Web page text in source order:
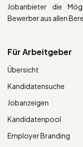
Jobanbieter die
Bewerber aus allen
Für Arbeitgeber
Übersicht
Kandidatensuche
Jobanzeigen
Kandidatenpool
Employer Branding